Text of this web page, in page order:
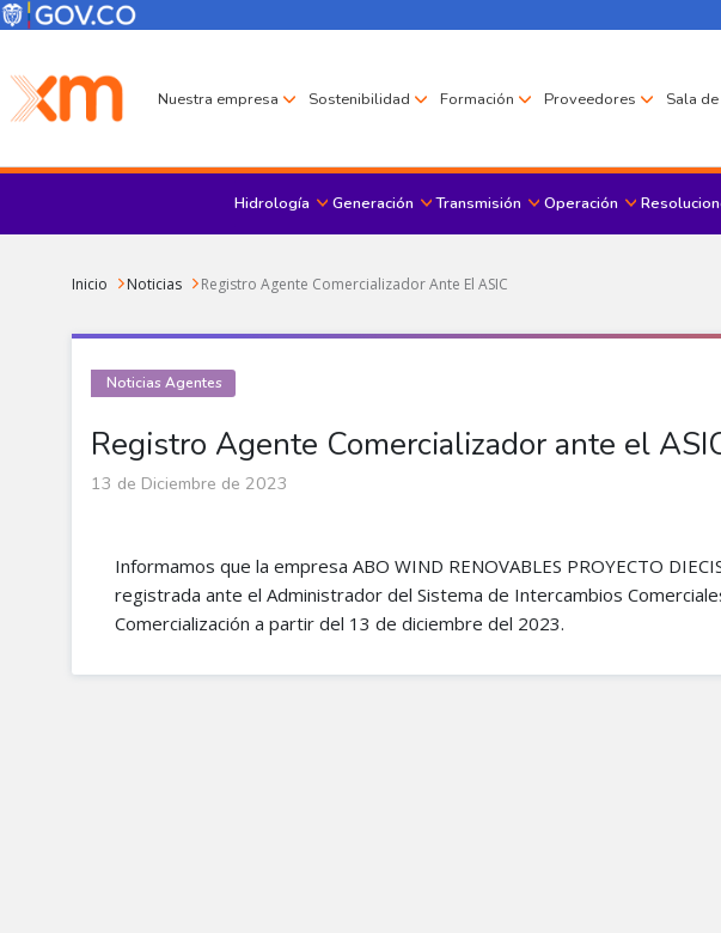
Pasar al contenido principal
Menú Corporativo
Menú de encabezado
Nuestra empresa Sostenibilidad Formación Proveedores Sala
Hidrología Generación Transmisión Operación
Sobrescribir enlaces de ayuda a la navegación
Inicio Noticias Registro Agente Comercializador Ante El ASIC
Registro Agente Comercializador ante el
Noticias Agentes
13 de Diciembre de 2023
Informamos que la empresa ABO WIND RENOVABLES PROYECTO
registrada ante el Administrador del Sistema de Intercambios
Comercialización a partir del 13 de diciembre del 2023.